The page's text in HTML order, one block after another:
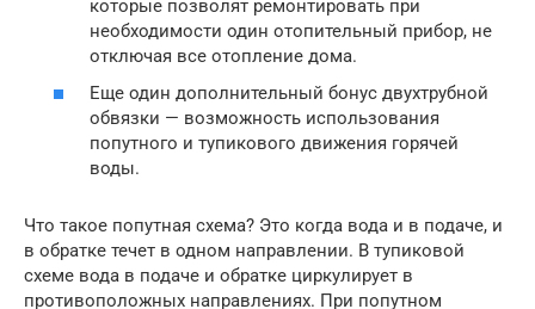
которые позволят ремонтировать при
необходимости один отопительный прибор, не
отключая все отопление дома.
Еще один дополнительный бонус двухтрубной
обвязки — возможность использования
попутного и тупикового движения горячей
воды.
Что такое попутная схема? Это когда вода и в подаче, и
в обратке течет в одном направлении. В тупиковой
схеме вода в подаче и обратке циркулирует в
противоположных направлениях. При попутном